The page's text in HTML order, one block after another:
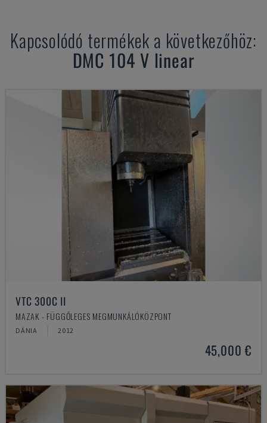
Kapcsolódó termékek a következőhöz:
DMC 104 V linear
VTC 300C II
MAZAK - FÜGGŐLEGES MEGMUNKÁLÓKÖZPONT
DÁNIA 2012
45,000 €